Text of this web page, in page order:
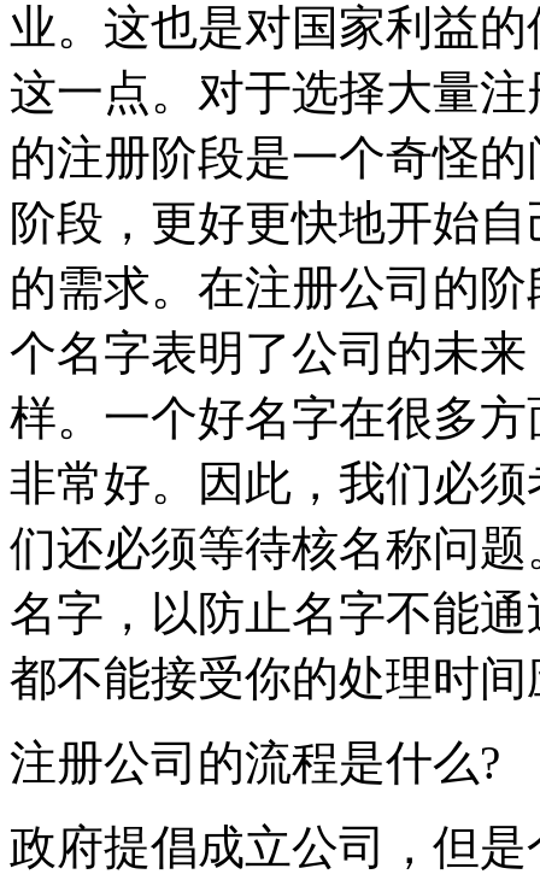
业。这也是对国家利益
这一点。对于选择大量
的注册阶段是一个奇怪
阶段，更好更快地开始
的需求。在注册公司的
个名字表明了公司的未
样。一个好名字在很多
非常好。因此，我们必
们还必须等待核名称问
名字，以防止名字不能
都不能接受你的处理时
注册公司的流程是什么?
政府提倡成立公司，但